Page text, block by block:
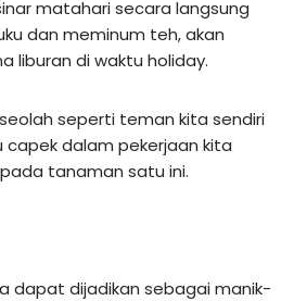
matahari secara langsung
dan meminum teh, akan
liburan di waktu holiday.
seperti teman kita sendiri
dalam pekerjaan kita
tanaman satu ini.
dapat dijadikan sebagai manik-